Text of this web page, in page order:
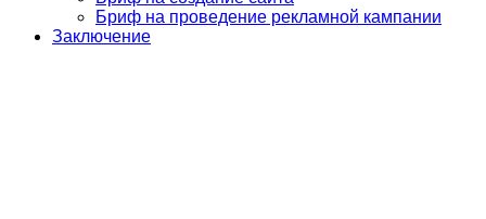
Бриф на проведение рекламной кампании
Заключение